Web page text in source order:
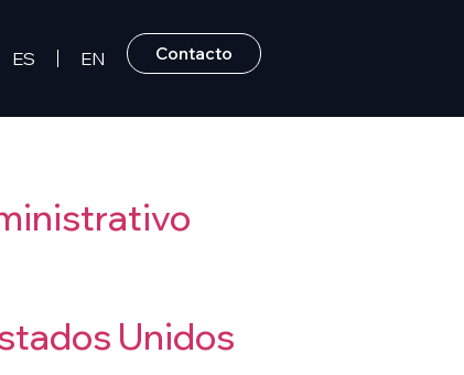
ES EN Contacto
Unidos